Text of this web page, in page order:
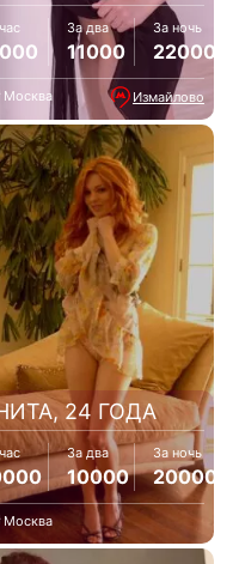
За два
11000
За ночь
22000
Москва Измайлово
24 ГОДА
За два
10000
За ночь
20000
Москва